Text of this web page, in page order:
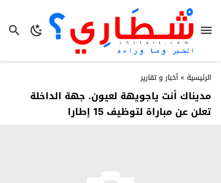
الرئيسية » أخبار و تقارير
مديناك أنت ياجويهة لعيون. جهة الداخلة
تعلن عن مباراة لتوظيف 15 إطارا